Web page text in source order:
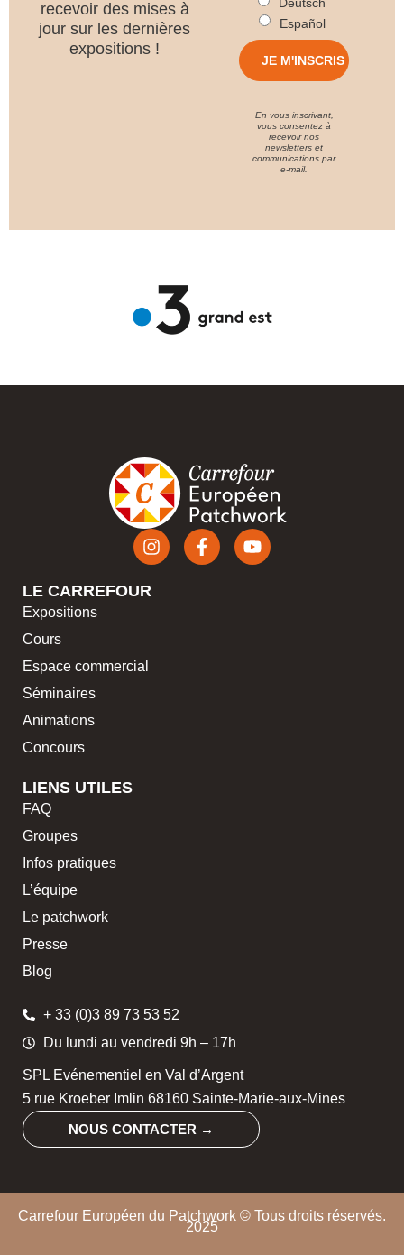
recevoir des mises à
jour sur les dernières
expositions !
Deutsch
Español
En vous inscrivant,
vous consentez à
recevoir nos
newsletters et
communications par
e-mail.
LE CARREFOUR
Expositions
Cours
Espace commercial
Séminaires
Animations
Concours
LIENS UTILES
FAQ
Groupes
Infos pratiques
L’équipe
Le patchwork
Presse
Blog
+ 33 (0)3 89 73 53 52
Du lundi au vendredi 9h – 17h
SPL Evénementiel en Val d’Argent
5 rue Kroeber Imlin 68160 Sainte-Marie-aux-Mines
NOUS CONTACTER →
Carrefour Européen du Patchwork © Tous droits réservés.
2025